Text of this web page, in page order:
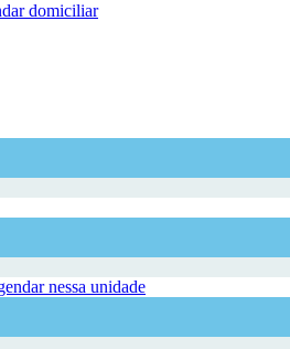
domiciliar
nessa unidade